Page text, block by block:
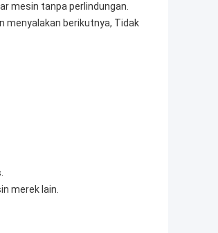
mesin tanpa perlindungan.
menyalakan berikutnya, Tidak
merek lain.